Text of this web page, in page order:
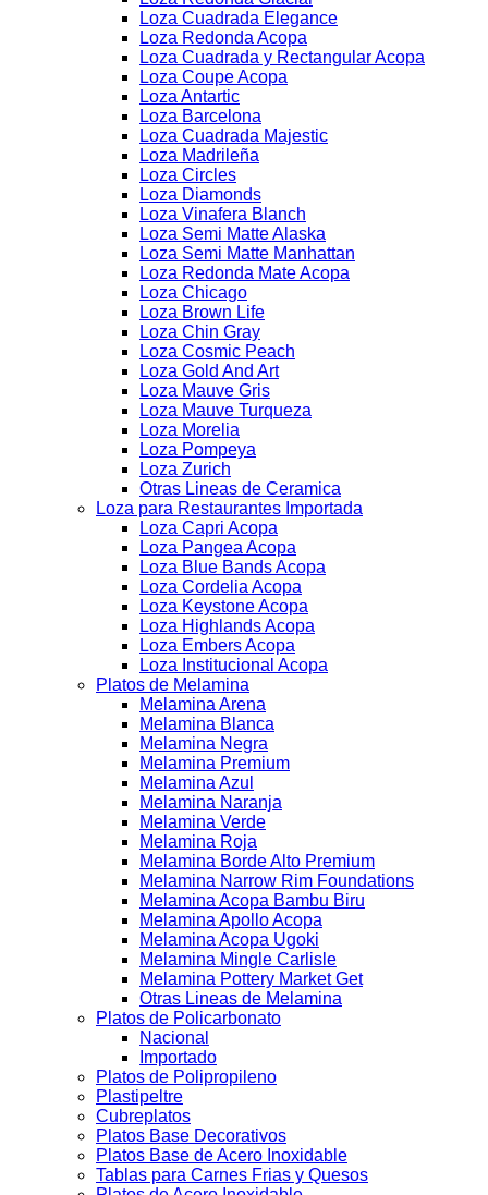
Loza Cuadrada Elegance
Loza Redonda Acopa
Loza Cuadrada y Rectangular Acopa
Loza Coupe Acopa
Loza Antartic
Loza Barcelona
Loza Cuadrada Majestic
Loza Madrileña
Loza Circles
Loza Diamonds
Loza Vinafera Blanch
Loza Semi Matte Alaska
Loza Semi Matte Manhattan
Loza Redonda Mate Acopa
Loza Chicago
Loza Brown Life
Loza Chin Gray
Loza Cosmic Peach
Loza Gold And Art
Loza Mauve Gris
Loza Mauve Turqueza
Loza Morelia
Loza Pompeya
Loza Zurich
Otras Lineas de Ceramica
Loza para Restaurantes Importada
Loza Capri Acopa
Loza Pangea Acopa
Loza Blue Bands Acopa
Loza Cordelia Acopa
Loza Keystone Acopa
Loza Highlands Acopa
Loza Embers Acopa
Loza Institucional Acopa
Platos de Melamina
Melamina Arena
Melamina Blanca
Melamina Negra
Melamina Premium
Melamina Azul
Melamina Naranja
Melamina Verde
Melamina Roja
Melamina Borde Alto Premium
Melamina Narrow Rim Foundations
Melamina Acopa Bambu Biru
Melamina Apollo Acopa
Melamina Acopa Ugoki
Melamina Mingle Carlisle
Melamina Pottery Market Get
Otras Lineas de Melamina
Platos de Policarbonato
Nacional
Importado
Platos de Polipropileno
Plastipeltre
Cubreplatos
Platos Base Decorativos
Platos Base de Acero Inoxidable
Tablas para Carnes Frias y Quesos